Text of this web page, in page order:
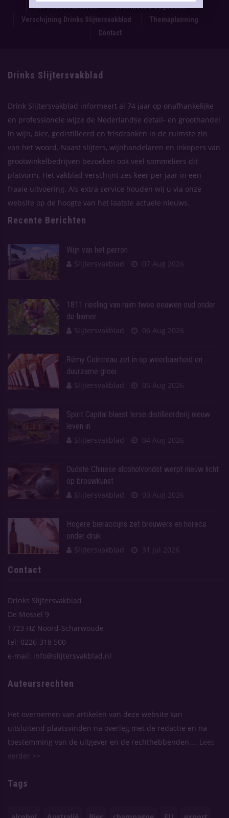
Verschijning Drinks Slijtersvakblad
Themaplanning
Contact
Drinks Slijtersvakblad
Drink Slijtersvakblad informeert al 74 jaar op onafhankelijke
en professionele wijze de Nederlandse detail- en groothandel
in wijn, bier, gedistilleerd en frisdranken in de ruimste zin
van het woord. Naast slijters, wijnhandelaren en inkopers van
grootwinkelbedrijven bezoeken ook veel sommeliers dit
platvorm. Het vakblad verschijnt zes keer per jaar in een
fraaie uitvoering. Als extra service houden wij u via onze
website op de hoogte van het laatste actuele nieuws.
Recente Berichten
Wijn van het perron
Slijtersvakblad
07 Aug 2026
1811 riesling van ruim twee eeuwen oud onder
de hamer
Slijtersvakblad
06 Aug 2026
Rémy Cointreau zet in op weerbaarheid en
duurzame groei
Slijtersvakblad
05 Aug 2026
Spirit Capital blaast Ierse distilleerderij nieuw
leven in
Slijtersvakblad
04 Aug 2026
Oudste Chinese alcoholvondst werpt nieuw licht
op brouwkunst
Slijtersvakblad
03 Aug 2026
Hogere bieraccijns zet brouwers en horeca
onder druk
Slijtersvakblad
31 Jul 2026
Contact
Drinks Slijtersvakblad
De Mossel 9
1723 HZ Noord-Scharwoude
tel: 0226-318 500
e-mail: info@slijtersvakblad.nl
Auteursrechten
Het overnemen van artikelen van deze website kan
uitsluitend plaatsvinden na overleg met de redactie en na
toestemming van de uitgever en de rechthebbenden....
Lees
verder >>
Tags